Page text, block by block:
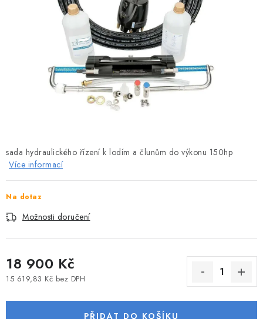
LODNÍ ELEKTROMOTORY
PRAMICE A MOTOROVÉ VESLICE
HLINÍKOVÉ ČLUNY
KAJAKY, KÁNOE A RAFTY
ŠLAPADLA
VODNÍ SKŮTRY
KATAMARÁNY - PONTON BOAT
VODNÍ SPORTY
PŘÍSLUŠENSTVÍ K ČLUNŮM
PŘÍSLUŠENSTVÍ K MOTORŮM
sada hydraulického řízení k lodím a člunům do výkonu 150hp
Více informací
Na dotaz
Možnosti doručení
18 900 Kč
15 619,83 Kč bez DPH
PŘIDAT DO KOŠÍKU